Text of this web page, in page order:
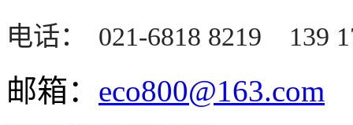
电话： 021-6818 8219 139
邮箱： eco800@163.com